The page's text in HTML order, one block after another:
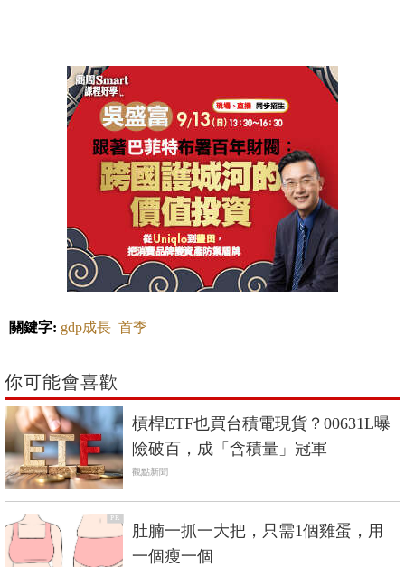
關鍵字: gdp成長 首季
你可能會喜歡
槓桿ETF也買台積電現貨？00631L曝
險破百，成「含積量」冠軍
觀點新聞
PR
肚腩一抓一大把，只需1個雞蛋，用
一個瘦一個